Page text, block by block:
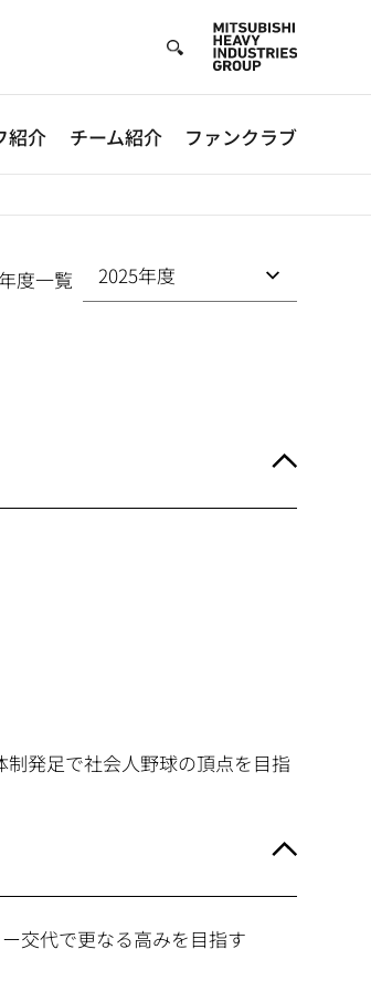
紹介 チーム紹介 ファンクラブ
年度一覧
発足で社会人野球の頂点を目指
交代で更なる高みを目指す